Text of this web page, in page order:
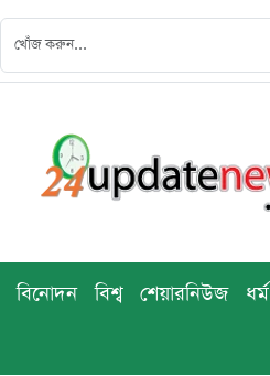
বিনোদন বিশ্ব শেয়ারনিউজ ধর্ম